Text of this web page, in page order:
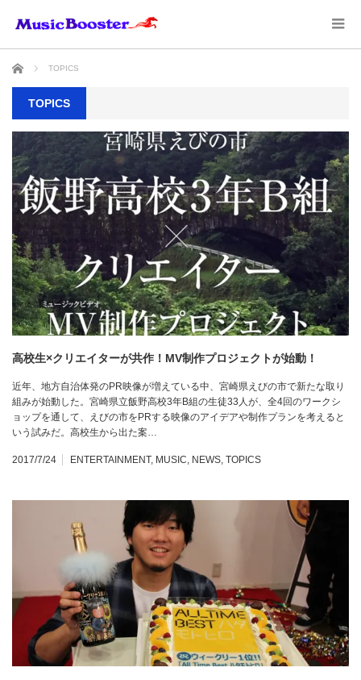
ホーム TOPICS
TOPICS
高校生×クリエイターが共作！MV制作プロジェクトが始動！
近年、地方自治体発のPR映像が増えている中、宮崎県えびの市で新たな取り
組みが始動した。宮崎県立飯野高校3年B組の生徒33人が、全4回のワークシ
ョップを通して、えびの市をPRする映像のアイデアや制作プランを考えると
いう試みだ。高校生から出た案…
2017/7/24 ENTERTAINMENT, MUSIC, NEWS, TOPICS